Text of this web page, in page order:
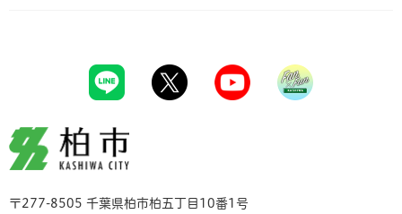
柏市
〒277-8505 千葉県柏市柏五丁目10番1号